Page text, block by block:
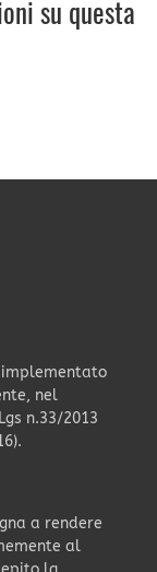
su questa
nel
n.33/2013
a rendere
al